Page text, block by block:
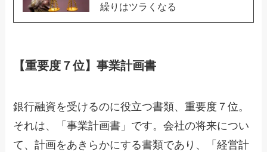
繰りはツラくなる
【重要度７位】事業計画書
銀行融資を受けるのに役立つ書類、重要度７位。
それは、「事業計画書」です。会社の将来につい
て、計画をあきらかにする書類であり、「経営計